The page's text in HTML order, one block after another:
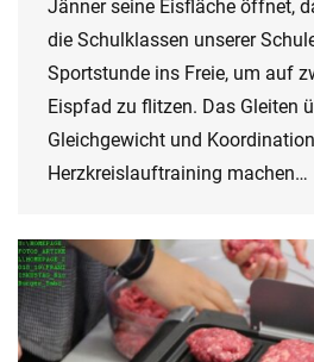
Jänner seine Eisfläche öffnet,
die Schulklassen unserer
Sportstunde ins Freie, um auf
Eispfad zu flitzen. Das Gleiten
Gleichgewicht und
Herzkreislauftraining machen…